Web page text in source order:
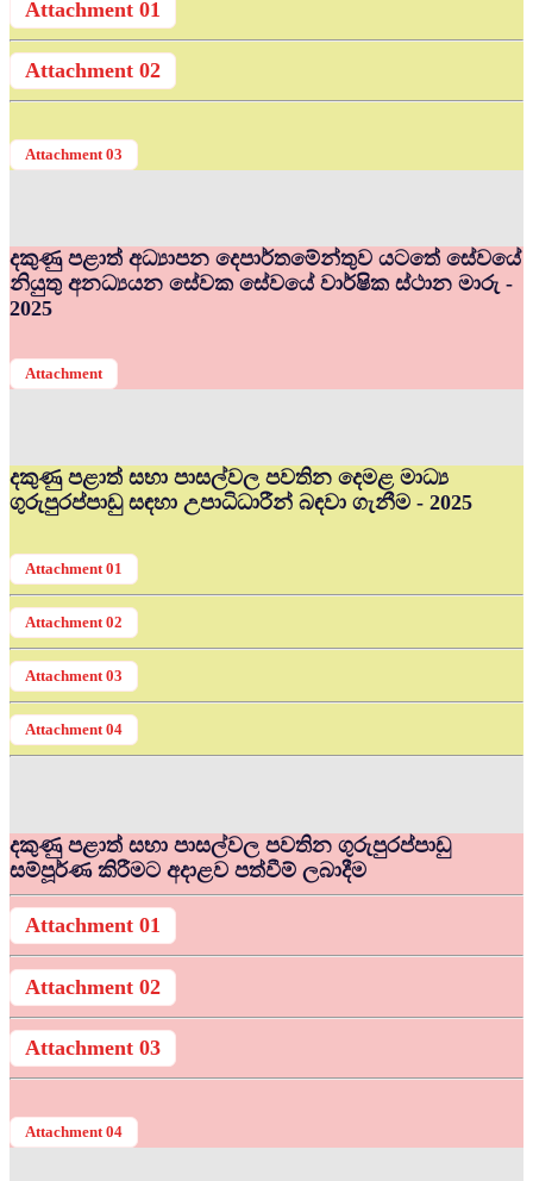
Attachment 01
Attachment 02
Attachment 03
දකුණු පළාත් අධ්‍යාපන දෙපාර්තමේන්තුව යටතේ සේවයේ
නියුතු අනධ්‍යයන සේවක සේවයේ වාර්ෂික ස්ථාන මාරු -
2025
Attachment
දකුණු පළාත් සභා පාසල්වල පවතින දෙමළ මාධ්‍ය
ගුරුපුරප්පාඩු සඳහා උපාධිධාරීන් බඳවා ගැනීම - 2025
Attachment 01
Attachment 02
Attachment 03
Attachment 04
දකුණු පළාත් සභා පාසල්වල පවතින ගුරුපුරප්පාඩු
සම්පූර්ණ කිරීමට අදාළව පත්වීම් ලබාදීම
Attachment 01
Attachment 02
Attachment 03
Attachment 04